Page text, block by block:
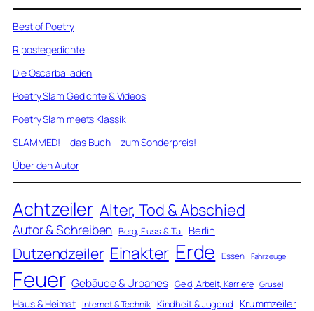
Best of Poetry
Ripostegedichte
Die Oscarballaden
Poetry Slam Gedichte & Videos
Poetry Slam meets Klassik
SLAMMED! – das Buch – zum Sonderpreis!
Über den Autor
Achtzeiler Alter, Tod & Abschied
Autor & Schreiben Berg, Fluss & Tal Berlin
Dutzendzeiler Einakter Erde Essen Fahrzeuge
Feuer Gebäude & Urbanes Geld, Arbeit, Karriere Grusel
Haus & Heimat Internet & Technik Kindheit & Jugend Krummzeiler